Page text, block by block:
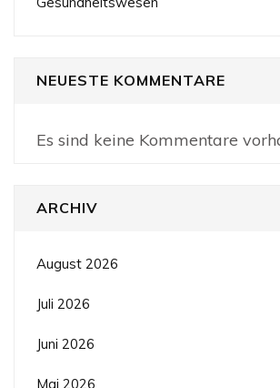
NEUESTE KOMMENTARE
Es sind keine Kommentare
ARCHIV
August 2026
Juli 2026
Juni 2026
Mai 2026